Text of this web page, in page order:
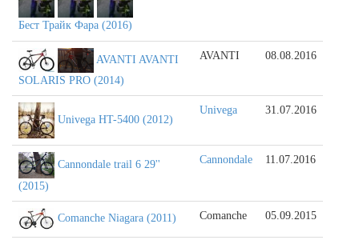
Бест Трайк Фара (2016)
AVANTI AVANTI
SOLARIS PRO (2014)
AVANTI 08.08.2016
Univega HT-5400 (2012)
Univega 31.07.2016
Cannondale trail 6 29''
(2015)
Cannondale 11.07.2016
Comanche Niagara (2011) Comanche 05.09.2015